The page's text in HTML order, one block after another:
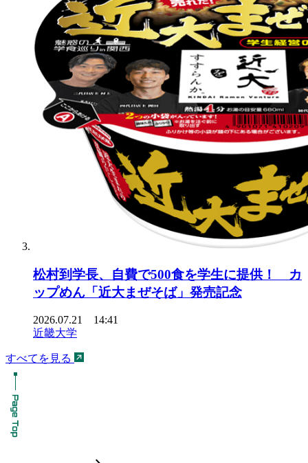
松村到学長、自費で500食を学生に提供！ カ
ップめん「近大まぜそば」発売記念
2026.07.21 14:41
近畿大学
すべてを見る